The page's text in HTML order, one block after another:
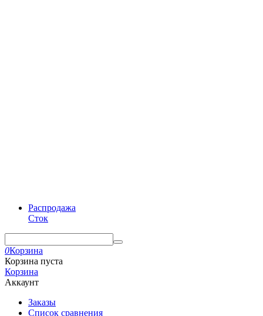
Распродажа
Сток
0Корзина
Корзина пуста
Корзина
Аккаунт
Заказы
Список сравнения